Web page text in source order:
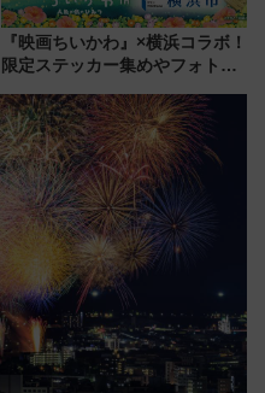
『映画ちいかわ』×横浜コラボ！
限定ステッカー集めやフォトス
いを満喫しよう（花火鑑賞会応
募は7/12まで！）